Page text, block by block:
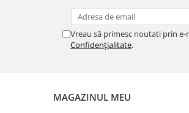
Vreau să primesc noutati prin e-
Confidențialitate.
MAGAZINUL MEU